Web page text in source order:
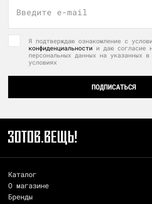
Введите e-mail
Я подтверждаю ознакомление с
конфиденциальности и даю согласие
персональных данных на указанных
условиях
ПОДПИСАТЬСЯ
Каталог
О магазине
Бренды